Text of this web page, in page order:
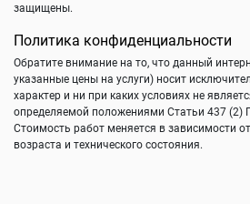
защищены.
Политика конфиденциальности
Обратите внимание на то, что данный
указанные цены на услуги) носит
характер и ни при каких условиях не
определяемой положениями Статьи 437 (2)
Стоимость работ меняется в зависимости
возраста и технического состояния.